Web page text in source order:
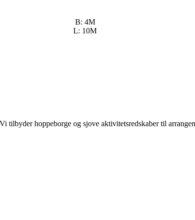
B: 4M
L: 10M
tilbyder hoppeborge og sjove aktivitetsredskaber til